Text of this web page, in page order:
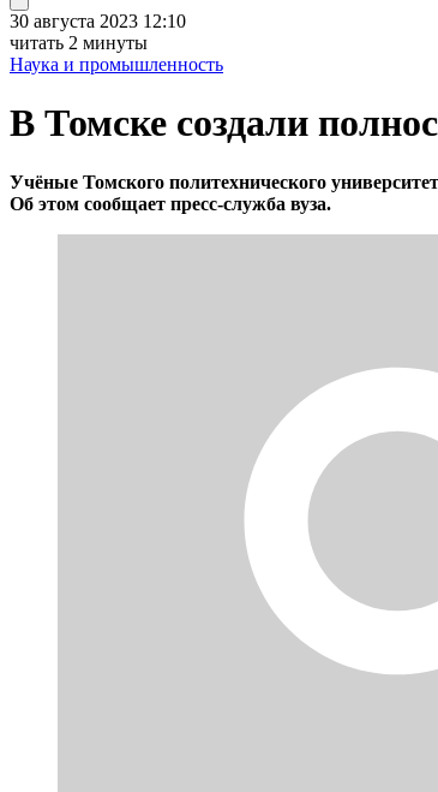
30 августа 2023 12:10
читать 2 минуты
Наука и промышленность
В Томске создали
Учёные Томского политехнического
Об этом сообщает пресс-служба вуза.